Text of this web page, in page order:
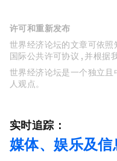
许可和重新发布
世界经济论坛的文章可依
国际公共许可协议 , 并根据
世界经济论坛是一个独立
人观点。
实时追踪：
媒体、娱乐及信